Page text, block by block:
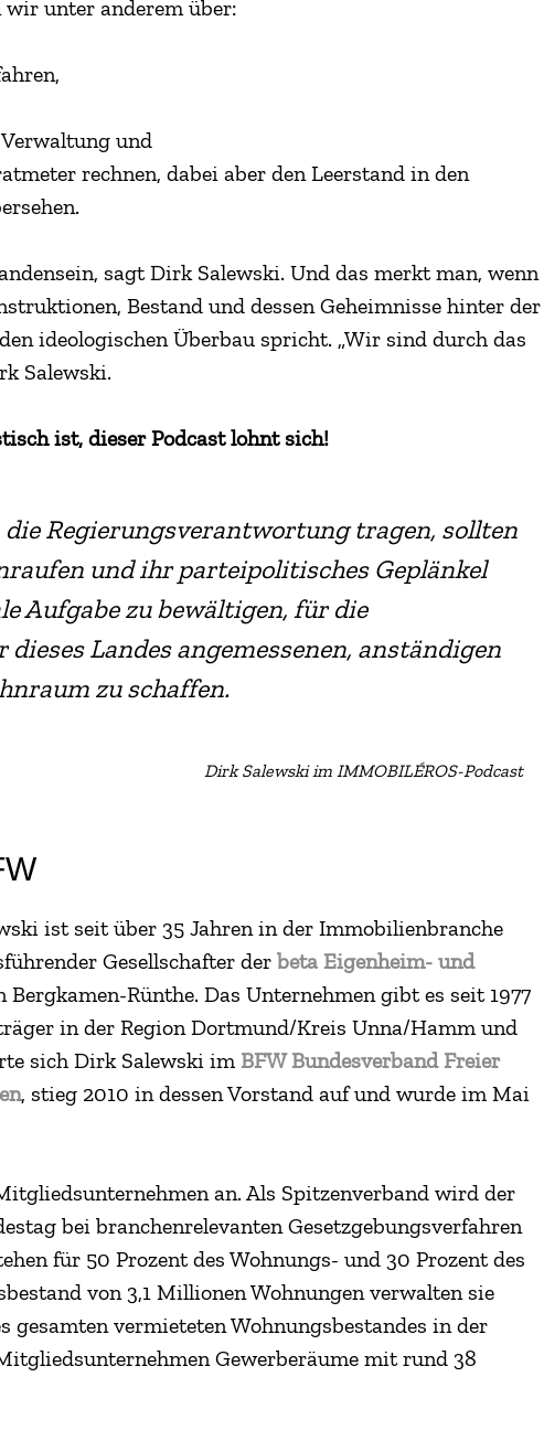
unter anderem über:
und
rechnen, dabei aber den Leerstand in den
sagt Dirk Salewski. Und das merkt man, wenn
Bestand und dessen Geheimnisse hinter der
ideologischen Überbau spricht. „Wir sind durch das
Salewski.
ist, dieser Podcast lohnt sich!
Regierungsverantwortung tragen, sollten
und ihr parteipolitisches Geplänkel
Aufgabe zu bewältigen, für die
Landes angemessenen, anständigen
zu schaffen.
Dirk Salewski im IMMOBILÉROS-Podcast
ist seit über 35 Jahren in der Immobilienbranche
Gesellschafter der beta Eigenheim- und
Bergkamen-Rünthe. Das Unternehmen gibt es seit 1977
in der Region Dortmund/Kreis Unna/Hamm und
sich Dirk Salewski im BFW Bundesverband Freier
, stieg 2010 in dessen Vorstand auf und wurde im Mai
an. Als Spitzenverband wird der
bei branchenrelevanten Gesetzgebungsverfahren
für 50 Prozent des Wohnungs- und 30 Prozent des
von 3,1 Millionen Wohnungen verwalten sie
gesamten vermieteten Wohnungsbestandes in der
Gewerberäume mit rund 38